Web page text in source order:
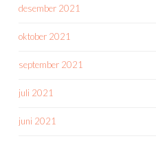
desember 2021
oktober 2021
september 2021
juli 2021
juni 2021